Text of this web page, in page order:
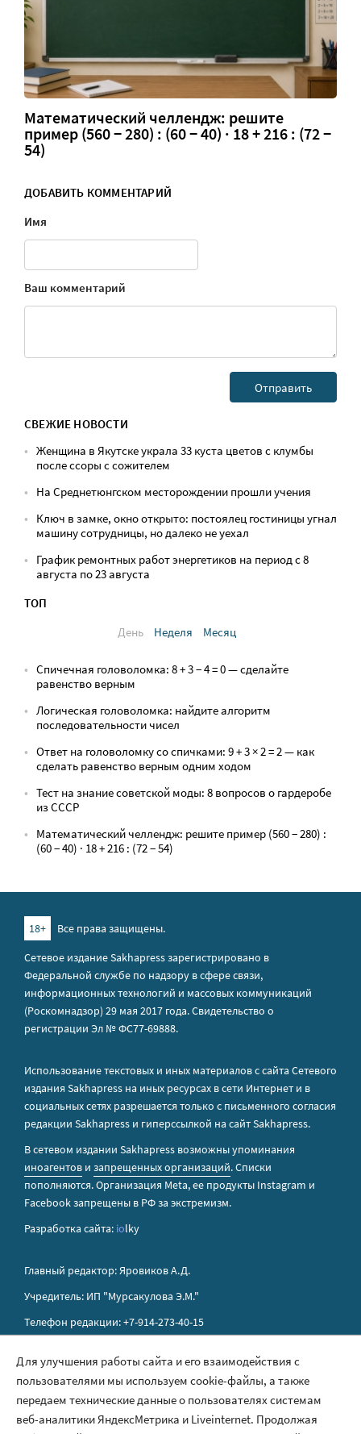
Математический челлендж: решите
пример (560 − 280) : (60 − 40) · 18 + 216 : (72 −
54)
ДОБАВИТЬ КОММЕНТАРИЙ
Имя
Ваш комментарий
СВЕЖИЕ НОВОСТИ
Женщина в Якутске украла 33 куста цветов с клумбы
после ссоры с сожителем
На Среднетюнгском месторождении прошли учения
Ключ в замке, окно открыто: постоялец гостиницы угнал
машину сотрудницы, но далеко не уехал
График ремонтных работ энергетиков на период с 8
августа по 23 августа
ТОП
День
Неделя Месяц
Спичечная головоломка: 8 + 3 − 4 = 0 — сделайте
равенство верным
Логическая головоломка: найдите алгоритм
последовательности чисел
Ответ на головоломку со спичками: 9 + 3 × 2 = 2 — как
сделать равенство верным одним ходом
Тест на знание советской моды: 8 вопросов о гардеробе
из СССР
Математический челлендж: решите пример (560 − 280) :
(60 − 40) · 18 + 216 : (72 − 54)
18+
Все права защищены.
Сетевое издание Sakhapress зарегистрировано в
Федеральной службе по надзору в сфере связи,
информационных технологий и массовых коммуникаций
(Роскомнадзор) 29 мая 2017 года. Свидетельство о
регистрации Эл № ФС77-69888.
Использование текстовых и иных материалов с сайта Сетевого
издания Sakhapress на иных ресурсах в сети Интернет и в
социальных сетях разрешается только с письменного согласия
редакции Sakhapress и гиперссылкой на сайт Sakhapress.
В сетевом издании Sakhapress возможны упоминания
иноагентов и запрещенных организаций. Списки
пополняются. Организация Metа, ее продукты Instagram и
Facebook запрещены в РФ за экстремизм.
Разработка сайта: iolky
Главный редактор: Яровиков А.Д.
Учредитель: ИП "Мурсакулова Э.М."
Телефон редакции: +7-914-273-40-15
Правила сайта
Политика обработки персональных данных
Для улучшения работы сайта и его взаимодействия с
пользователями мы используем cookie-файлы, а также
передаем технические данные о пользователях системам
веб-аналитики ЯндексМетрика и Liveinternet. Продолжая